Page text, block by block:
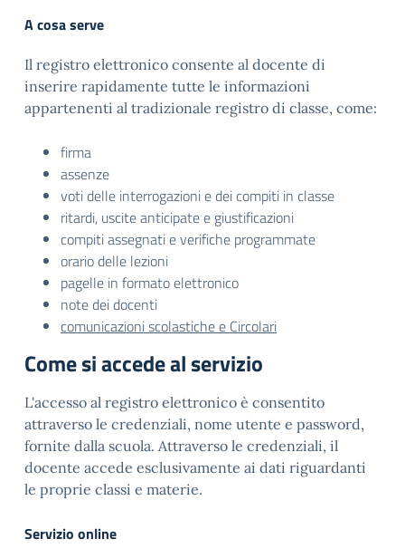
A cosa serve
Il registro elettronico consente al docente di
inserire rapidamente tutte le informazioni
appartenenti al tradizionale registro di classe, come:
firma
assenze
voti delle interrogazioni e dei compiti in classe
ritardi, uscite anticipate e giustificazioni
compiti assegnati e verifiche programmate
orario delle lezioni
pagelle in formato elettronico
note dei docenti
comunicazioni scolastiche e Circolari
Come si accede al servizio
L'accesso al registro elettronico è consentito
attraverso le credenziali, nome utente e password,
fornite dalla scuola. Attraverso le credenziali, il
docente accede esclusivamente ai dati riguardanti
le proprie classi e materie.
Servizio online